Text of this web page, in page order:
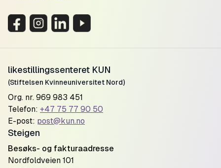
likestillingssenteret KUN
(Stiftelsen Kvinneuniversitet Nord)
Org. nr. 969 983 451
Telefon: +47 75 77 90 50
E-post: post@kun.no
Steigen
Besøks- og fakturaadresse
Nordfoldveien 101